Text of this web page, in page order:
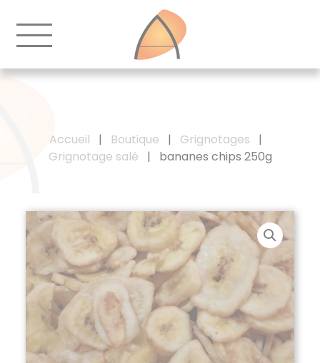
Accueil | Boutique | Grignotages
|
Grignotage salé
| bananes chips 250g